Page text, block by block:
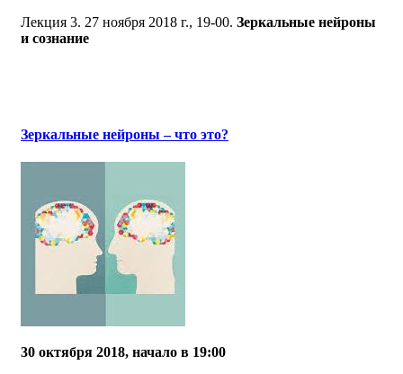
Лекция 3. 27 ноября 2018 г., 19-00. Зеркальные нейроны
и сознание
Зеркальные нейроны – что это?
30 октября 2018, начало в 19:00